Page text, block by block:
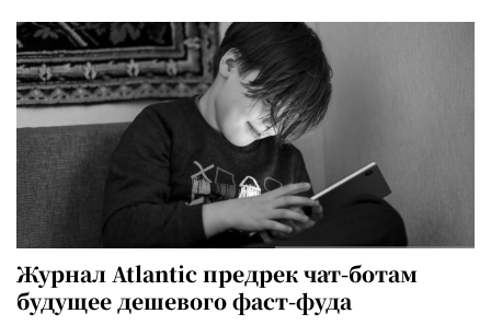
Журнал Atlantic предрек чат-ботам
будущее дешевого фаст-фуда